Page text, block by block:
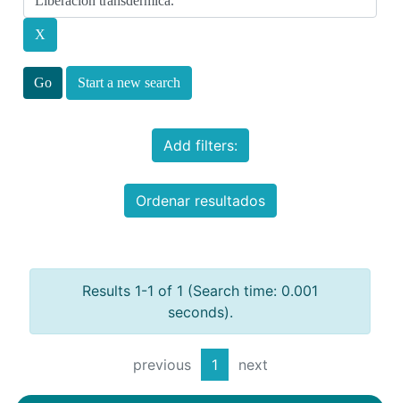
Start a new search
Add filters:
Ordenar resultados
Results 1-1 of 1 (Search time: 0.001
seconds).
previous 1 next